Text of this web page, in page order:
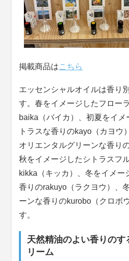
掲載商品はこちら
エッセンシャルオイルは香り
す。春をイメージしたフロー
baika（バイカ）、初夏をイメ
トラスな香りのkayo（カヨウ
オリエンタルグリーンな香り
秋をイメージしたシトラスフ
kikka（キッカ）、冬をイメー
香りのrakuyo（ラクヨウ）、
ーンな香りのkurobo（クロボ
す。
天然精油のよい香りのす
リーム